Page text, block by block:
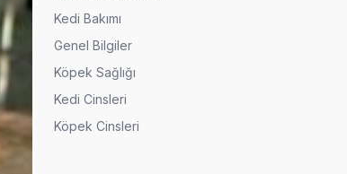
Kedi Bakımı
Genel Bilgiler
Köpek Sağlığı
Kedi Cinsleri
Köpek Cinsleri